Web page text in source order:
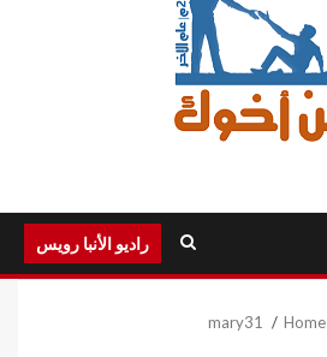
راديو الأنبا رويس
Home
mary31